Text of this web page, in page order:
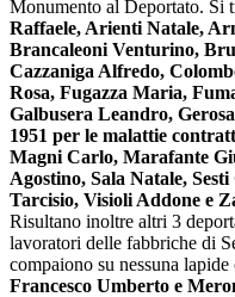
Monumento al Deportato. Si
Raffaele, Arienti Natale,
Brancaleoni Venturino,
Cazzaniga Alfredo,
Rosa, Fugazza Maria,
Galbusera Leandro,
1951 per le malattie
Magni Carlo, Marafante
Agostino, Sala Natale,
Tarcisio, Visioli Addone e
Risultano inoltre altri 3
lavoratori delle fabbriche di
compaiono su nessuna
Francesco Umberto e